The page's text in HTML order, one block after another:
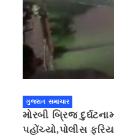
ગુજરાત સમાચાર
મોરબી બ્રિજ
પહોંચ્યો,પોલીસ